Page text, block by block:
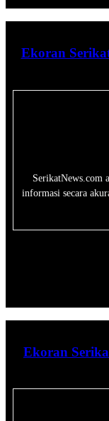
Ekoran
SerikatNews.com
informasi secara
Ekoran